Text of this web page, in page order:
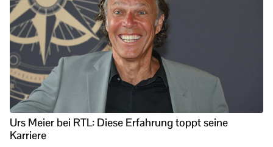
Urs Meier bei RTL: Diese Erfahrung toppt seine
Karriere